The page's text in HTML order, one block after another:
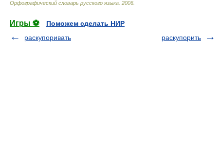
Орфографический словарь русского языка 2006
Игры ⚽
Поможем сделать НИР
раскупоривать
раскупорить